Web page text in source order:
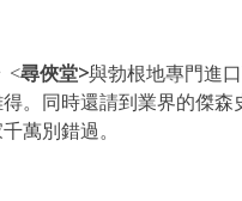
<尋俠堂>與勃根地專門進
。同時還請到業界的傑
萬別錯過。